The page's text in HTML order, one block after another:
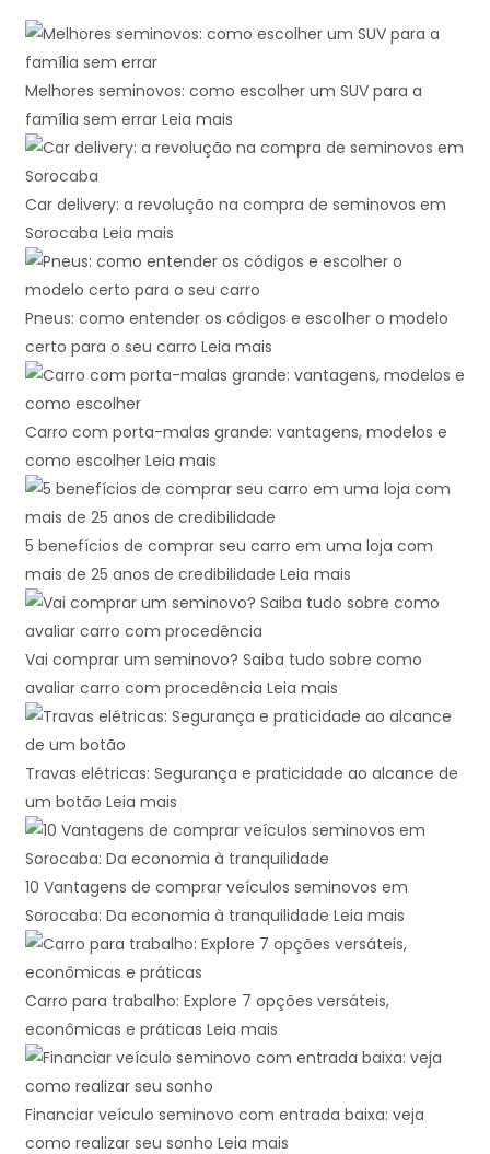
Melhores seminovos: como escolher um SUV para a
família sem errar Leia mais
Car delivery: a revolução na compra de seminovos em
Sorocaba Leia mais
Pneus: como entender os códigos e escolher o modelo
certo para o seu carro Leia mais
Carro com porta-malas grande: vantagens, modelos e
como escolher Leia mais
5 benefícios de comprar seu carro em uma loja com
mais de 25 anos de credibilidade Leia mais
Vai comprar um seminovo? Saiba tudo sobre como
avaliar carro com procedência Leia mais
Travas elétricas: Segurança e praticidade ao alcance de
um botão Leia mais
10 Vantagens de comprar veículos seminovos em
Sorocaba: Da economia à tranquilidade Leia mais
Carro para trabalho: Explore 7 opções versáteis,
econômicas e práticas Leia mais
Financiar veículo seminovo com entrada baixa: veja
como realizar seu sonho Leia mais